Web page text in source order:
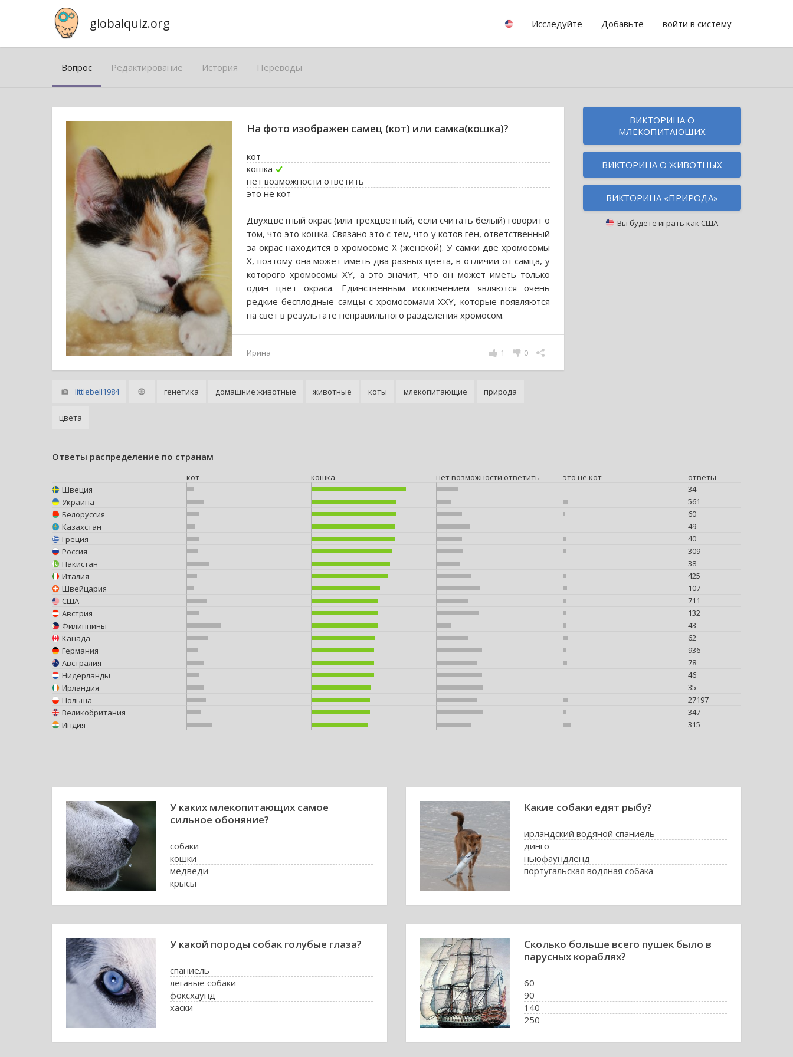
globalquiz.org Исследуйте Добавьте войти в систему
Вопрос Редактирование История Переводы
На фото изображен самец (кот) или самка(кошка)?
кот
кошка
нет возможности ответить
это не кот
Двухцветный окрас (или трехцветный, если считать белый) говорит о
том, что это кошка. Связано это с тем, что у котов ген, ответственный
за окрас находится в хромосоме Х (женской). У самки две хромосомы
Х, поэтому она может иметь два разных цвета, в отличии от самца, у
которого хромосомы ХY, а это значит, что он может иметь только
один цвет окраса. Единственным исключением являются очень
редкие бесплодные самцы с хромосомами ХХY, которые появляются
на свет в результате неправильного разделения хромосом.
Ирина 0
1
littlebell1984 генетика домашние животные животные коты млекопитающие природа
цвета
ВИКТОРИНА О
МЛЕКОПИТАЮЩИХ
ВИКТОРИНА О ЖИВОТНЫХ
ВИКТОРИНА «ПРИРОДА»
Вы будете играть как США
Ответы распределение по странам
кот кошка нет возможности ответить это не кот
ответы
Швеция
34
Украина
561
Белоруссия
60
Казахстан
49
Греция
40
Россия
309
Пакистан
38
Италия
425
Швейцария
107
США
711
Австрия
132
Филиппины
43
Канада
62
Германия
936
Австралия
78
Нидерланды
46
Ирландия
35
Польша
27197
Великобритания
347
Индия
315
У каких млекопитающих самое
сильное обоняние?
собаки
кошки
медведи
крысы
Какие собаки едят рыбу?
ирландский водяной спаниель
динго
ньюфаундленд
португальская водяная собака
У какой породы собак голубые глаза?
спаниель
легавые собаки
фоксхаунд
хаски
Сколько больше всего пушек было в
парусных кораблях?
60
90
140
250